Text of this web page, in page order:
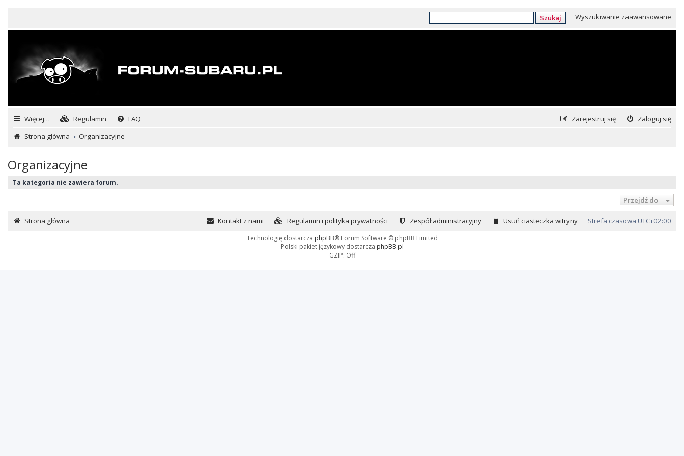
Szukaj Wyszukiwanie zaawansowane
Więcej… Regulamin FAQ Zaloguj się
Zarejestruj się
Strona główna
Organizacyjne
Organizacyjne
Ta kategoria nie zawiera forum.
Przejdź do
Strona główna Strefa czasowa UTC+02:00
Usuń ciasteczka witryny
Zespół administracyjny
Regulamin i polityka prywatności
Kontakt z nami
Technologię dostarcza phpBB® Forum Software © phpBB Limited
Polski pakiet językowy dostarcza phpBB.pl
GZIP: Off